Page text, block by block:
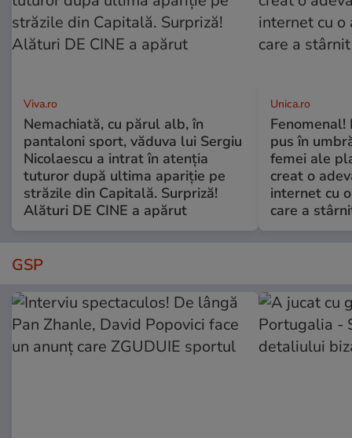
Viva.ro
Nemachiată, cu părul alb, în
pantaloni sport, văduva lui Sergiu
Nicolaescu a intrat în atenția
tuturor după ultima apariție pe
străzile din Capitală. Surpriză!
Alături DE CINE a apărut
Unica.ro
pus în
femei ale
creat o
internet cu
care a
GSP